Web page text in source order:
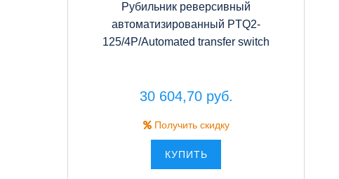
Рубильник реверсивный
автоматизированный PTQ2-
125/4P/Automated transfer switch
30 604,70 руб.
Получить скидку
КУПИТЬ